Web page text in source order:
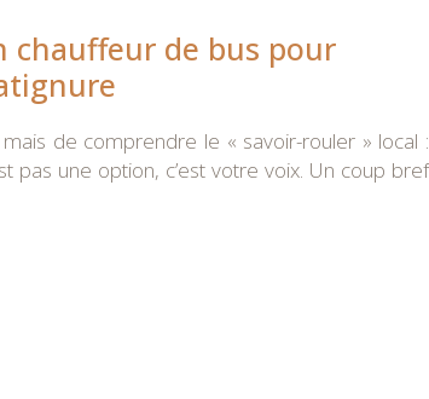
chauffeur de bus pour
de comprendre le « savoir-rouler » local :
pas une option, c’est votre voix. Un coup bref